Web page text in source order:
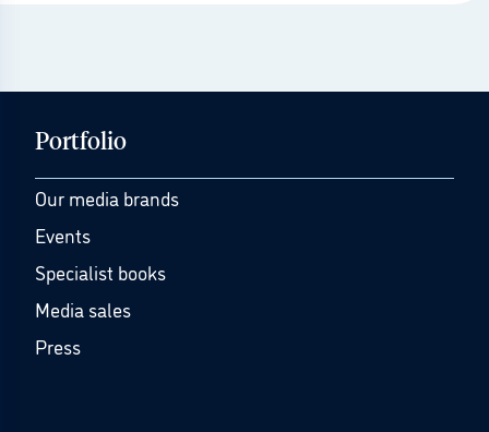
Portfolio
Our media brands
Events
Specialist books
Media sales
Press